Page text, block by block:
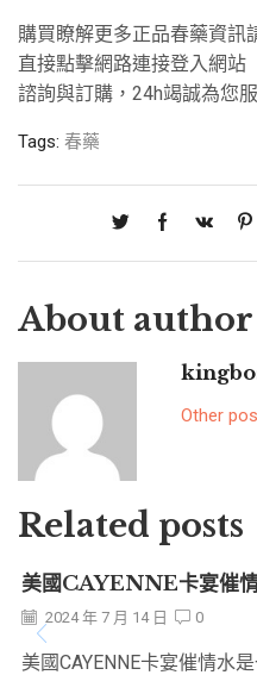
購買瞭解更多正品春藥資訊
直接點擊網路連接登入網站
諮詢與訂購，24h竭誠為您
Tags: 春藥
About author
Other
Related posts
美國CAYENNE卡宴催
2024 年 7 月 14 日 0
美國CAYENNE卡宴催情水